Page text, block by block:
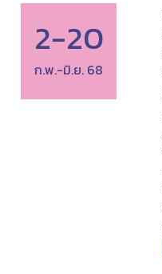
2-20
ก.พ.-มิ.ย. 68